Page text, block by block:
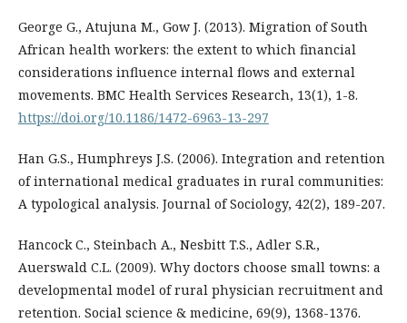
George G., Atujuna M., Gow J. (2013). Migration of South
African health workers: the extent to which financial
considerations influence internal flows and external
movements. BMC Health Services Research, 13(1), 1-8.
https://doi.org/10.1186/1472-6963-13-297
Han G.S., Humphreys J.S. (2006). Integration and retention
of international medical graduates in rural communities:
A typological analysis. Journal of Sociology, 42(2), 189-207.
Hancock C., Steinbach A., Nesbitt T.S., Adler S.R.,
Auerswald C.L. (2009). Why doctors choose small towns: a
developmental model of rural physician recruitment and
retention. Social science & medicine, 69(9), 1368-1376.